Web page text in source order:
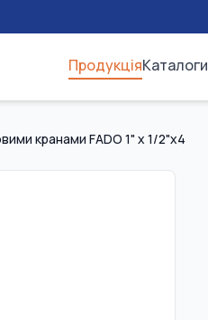
ПродукціяКаталоги
кранами FADO 1" x 1/2"x4